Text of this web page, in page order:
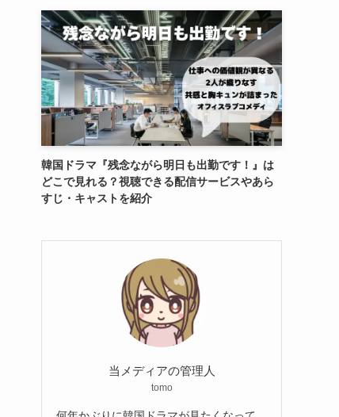
韓国ドラマ『残念ながら明日も出勤です！』は
どこで見れる？視聴できる配信サービスやあら
すじ・キャストを紹介
当メディアの管理人
tomo